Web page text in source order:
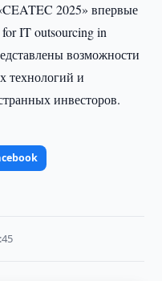
2025» впервые
IT outsourcing in
возможности
технологий и
инвесторов.